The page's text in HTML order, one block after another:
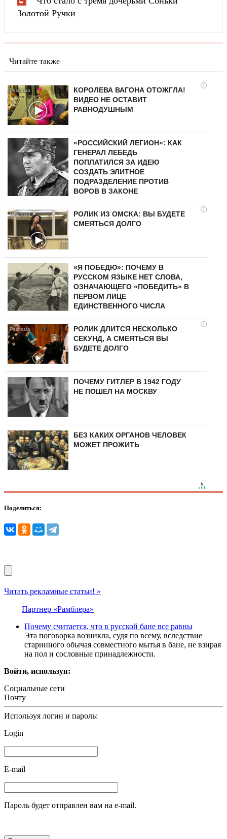
Золотой Ручки
Читайте также
i
КОРОЛЕВА ВАГОНА ОТОЖГЛА!
ВИДЕО НЕ ОСТАВИТ
РАВНОДУШНЫМ
«РОССИЙСКИЙ ЛЕГИОН»: КАК
ГЕНЕРАЛ ЛЕБЕДЬ
ПОПЛАТИЛСЯ ЗА ИДЕЮ
СОЗДАТЬ ЭЛИТНОЕ
ПОДРАЗДЕЛЕНИЕ ПРОТИВ
ВОРОВ В ЗАКОНЕ
i
РОЛИК ИЗ ОМСКА: ВЫ БУДЕТЕ
СМЕЯТЬСЯ ДОЛГО
«Я ПОБЕДЮ»: ПОЧЕМУ В
РУССКОМ ЯЗЫКЕ НЕТ СЛОВА,
ОЗНАЧАЮЩЕГО «ПОБЕДИТЬ» В
ПЕРВОМ ЛИЦЕ
ЕДИНСТВЕННОГО ЧИСЛА
i
РОЛИК ДЛИТСЯ НЕСКОЛЬКО
СЕКУНД, А СМЕЯТЬСЯ ВЫ
БУДЕТЕ ДОЛГО
ПОЧЕМУ ГИТЛЕР В 1942 ГОДУ
НЕ ПОШЕЛ НА МОСКВУ
БЕЗ КАКИХ ОРГАНОВ ЧЕЛОВЕК
МОЖЕТ ПРОЖИТЬ
Поделиться:
Читать рекламные статьи! »
Партнер «Рамблера»
Почему считается, что в русской бане все равны
Эта поговорка возникла, судя по всему, вследствие
старинного обычая совместного мытья в бане, не взирая
на пол и сословные принадлежности.
Войти, используя:
Социальные сети
Почту
Используя логин и пароль:
Login
E-mail
Пароль будет отправлен вам на e-mail.